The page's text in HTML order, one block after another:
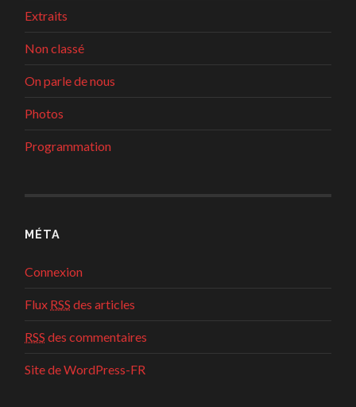
Extraits
Non classé
On parle de nous
Photos
Programmation
MÉTA
Connexion
Flux RSS des articles
RSS des commentaires
Site de WordPress-FR